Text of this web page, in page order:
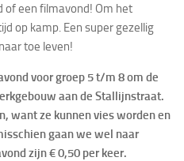
of een filmavond! Om het
op kamp. Een super gezellig
toe leven!
voor groep 5 t/m 8 om de
aan de Stallijnstraat.
want ze kunnen vies worden en
gaan we wel naar
zijn € 0,50 per keer.